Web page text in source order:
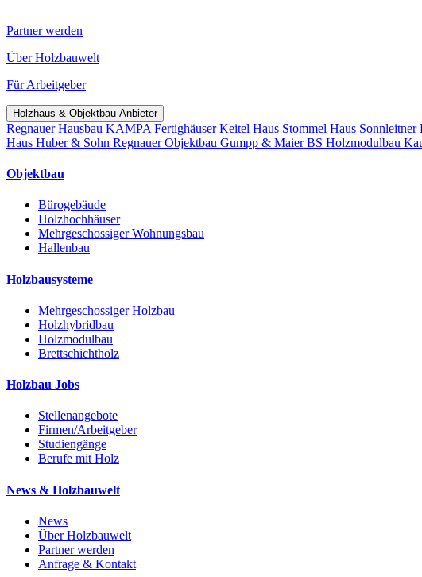
Partner werden
Über Holzbauwelt
Für Arbeitgeber
Holzhaus & Objektbau Anbieter
Regnauer Hausbau KAMPA FertighäuserKeitel Haus Stommel Haus Sonnleitner
Haus Huber & Sohn Regnauer Objektbau Gumpp & MaierBS Holzmodulbau
Objektbau
Bürogebäude
Holzhochhäuser
Mehrgeschossiger Wohnungsbau
Hallenbau
Holzbausysteme
Mehrgeschossiger Holzbau
Holzhybridbau
Holzmodulbau
Brettschichtholz
Holzbau Jobs
Stellenangebote
Firmen/Arbeitgeber
Studiengänge
Berufe mit Holz
News & Holzbauwelt
News
Über Holzbauwelt
Partner werden
Anfrage & Kontakt